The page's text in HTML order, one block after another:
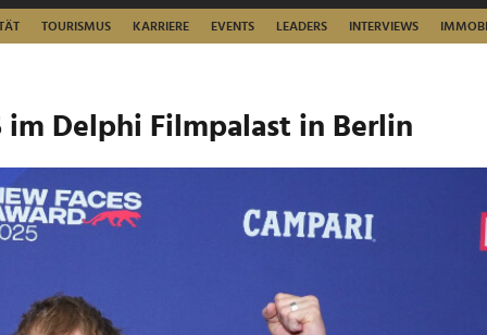
TOURISMUS KARRIERE EVENTS LEADERS INTERVIEWS
SUCHEN
im Delphi Filmpalast in Berlin